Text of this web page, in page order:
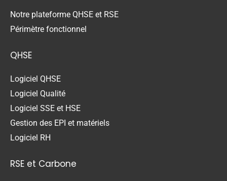
Notre plateforme QHSE et RSE
Périmètre fonctionnel
QHSE
Logiciel QHSE
Logiciel Qualité
Logiciel SSE et HSE
Gestion des EPI et matériels
Logiciel RH
RSE et Carbone